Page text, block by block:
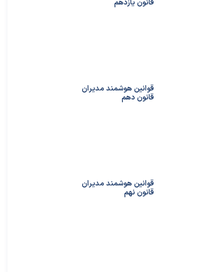
قانون یازدهم
قوانین هوشمند مدیران
قانون دهم
قوانین هوشمند مدیران
قانون نهم